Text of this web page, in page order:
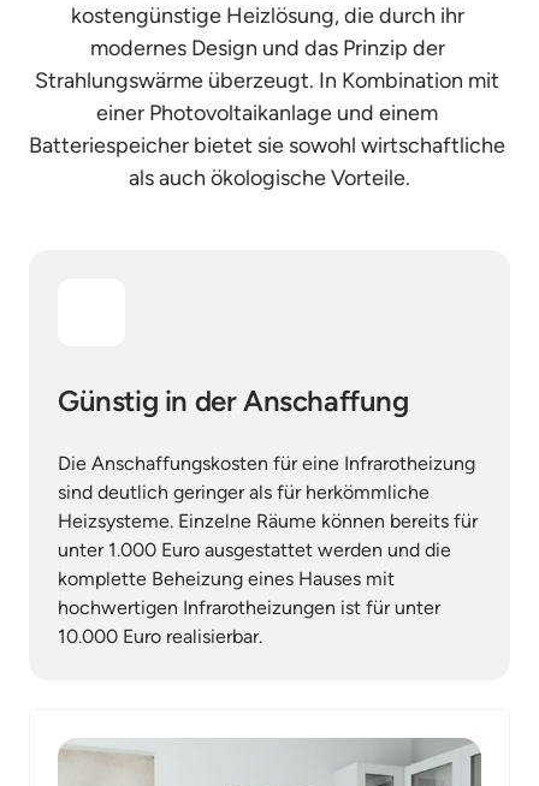
kostengünstige Heizlösung, die durch ihr
modernes Design und das Prinzip der
Strahlungswärme überzeugt. In Kombination mit
einer Photovoltaikanlage und einem
Batteriespeicher bietet sie sowohl wirtschaftliche
als auch ökologische Vorteile.
Günstig in der Anschaffung
Die Anschaffungskosten für eine Infrarotheizung
sind deutlich geringer als für herkömmliche
Heizsysteme. Einzelne Räume können bereits für
unter 1.000 Euro ausgestattet werden und die
komplette Beheizung eines Hauses mit
hochwertigen Infrarotheizungen ist für unter
10.000 Euro realisierbar.